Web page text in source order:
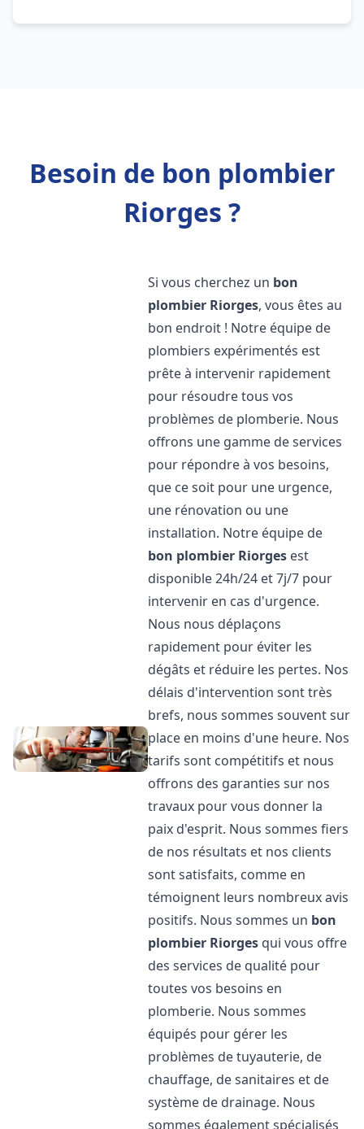
Besoin de bon plombier
Riorges ?
Si vous cherchez un bon
plombier Riorges, vous êtes au
bon endroit ! Notre équipe de
plombiers expérimentés est
prête à intervenir rapidement
pour résoudre tous vos
problèmes de plomberie. Nous
offrons une gamme de services
pour répondre à vos besoins,
que ce soit pour une urgence,
une rénovation ou une
installation. Notre équipe de
bon plombier Riorges est
disponible 24h/24 et 7j/7 pour
intervenir en cas d'urgence.
Nous nous déplaçons
rapidement pour éviter les
dégâts et réduire les pertes. Nos
délais d'intervention sont très
brefs, nous sommes souvent sur
place en moins d'une heure. Nos
tarifs sont compétitifs et nous
offrons des garanties sur nos
travaux pour vous donner la
paix d'esprit. Nous sommes fiers
de nos résultats et nos clients
sont satisfaits, comme en
témoignent leurs nombreux avis
positifs. Nous sommes un bon
plombier Riorges qui vous offre
des services de qualité pour
toutes vos besoins en
plomberie. Nous sommes
équipés pour gérer les
problèmes de tuyauterie, de
chauffage, de sanitaires et de
système de drainage. Nous
sommes également spécialisés